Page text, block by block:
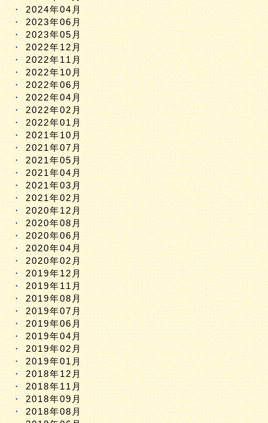
2024年04月
2023年06月
2023年05月
2022年12月
2022年11月
2022年10月
2022年06月
2022年04月
2022年02月
2022年01月
2021年10月
2021年07月
2021年05月
2021年04月
2021年03月
2021年02月
2020年12月
2020年08月
2020年06月
2020年04月
2020年02月
2019年12月
2019年11月
2019年08月
2019年07月
2019年06月
2019年04月
2019年02月
2019年01月
2018年12月
2018年11月
2018年09月
2018年08月